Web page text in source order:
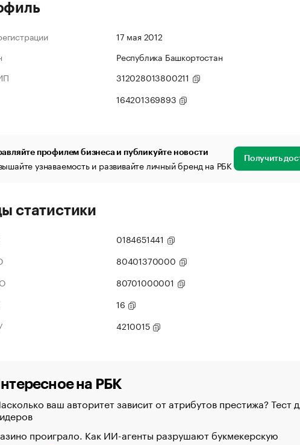
17 мая 2012
Республика Башкортостан
312028013800211
164201369893
профилем бизнеса и публикуйте новости
узнаваемость и развивайте личный бренд на РБК Получить
статистики
0184651441
80401370000
80701000001
16
4210015
на РБК
ваш авторитет зависит от атрибутов престижа? Тест
проиграло. Как ИИ-агенты разрушают букмекерскую